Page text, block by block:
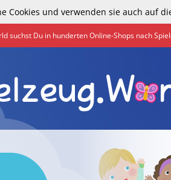
Cookies und verwenden sie auch auf
suchst Du in hunderten Online-Shops nach